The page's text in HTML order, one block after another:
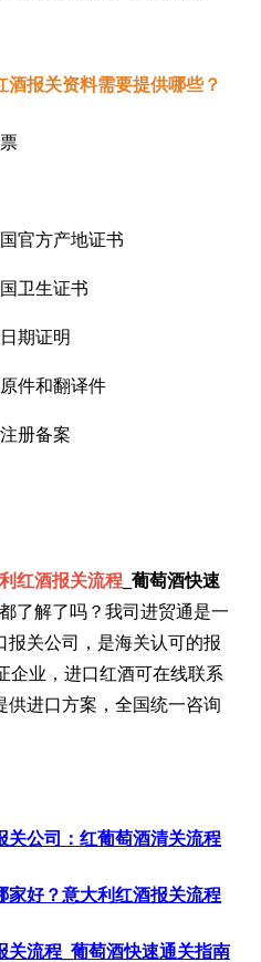
报关资料需要提供哪些？
官方产地证书
卫生证书
期证明
件和翻译件
册备案
红酒报关流程 _葡萄酒快速
了解了吗？我司进贸通是一
报关公司，是海关认可的报
企业，进口红酒可在线联系
供进口方案，全国统一咨询
关公司：红葡萄酒清关流程
家好？意大利红酒报关流程
关流程_葡萄酒快速通关指南